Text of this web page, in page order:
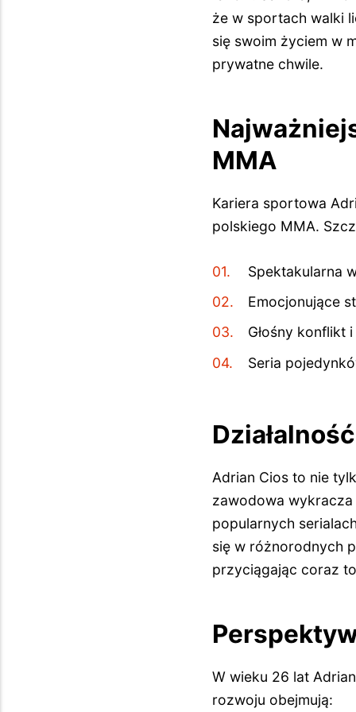
że w sportach walki
się swoim życiem w
prywatne chwile.
MMA
Kariera sportowa
polskiego MMA.
Spektakularna
Emocjonujące
Głośny konflikt
Seria
Adrian Cios to nie
zawodowa
popularnych
się w różnorodnych
przyciągając coraz
W wieku 26 lat
rozwoju obejmują: